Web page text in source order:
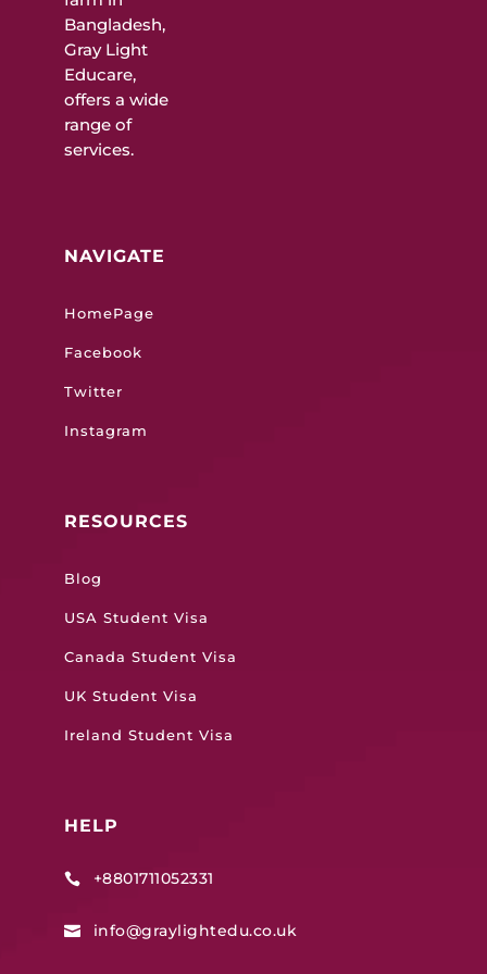
Bangladesh,
Gray Light
Educare,
offers a wide
range of
services.
NAVIGATE
HomePage
Facebook
Twitter
Instagram
RESOURCES
Blog
USA Student Visa
Canada Student Visa
UK Student Visa
Ireland Student Visa
HELP
 +8801711052331
 info@graylightedu.co.uk